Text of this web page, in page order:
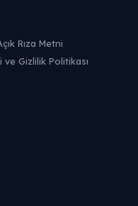
Rıza Metni
Gizlilik Politikası